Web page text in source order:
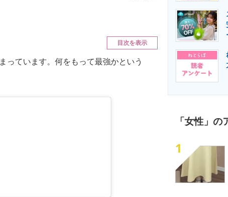
目次を表示
っています。何をもって最強かという
「女性」
1